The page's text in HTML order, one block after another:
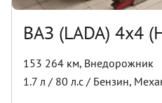
ВАЗ (LADA) 4x4
153 264 км, Внедорожник
1.7 л / 80 л.с / Бензин,